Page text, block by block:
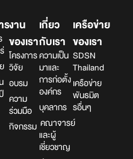
รงาน
ของเรา
โครงการ
วิจัย
อบรม
ความ
ร่วมมือ
กิจกรรม
เกี่ยว
กับเรา
ความเป็น
มาและ
การก่อตั้ง
องค์กร
บุคลากร
คณาจารย์
และผู้
เชี่ยวชาญ
เครือข่าย
ของเรา
SDSN
Thailand
เครือข่าย
พันธมิต
รอื่นๆ